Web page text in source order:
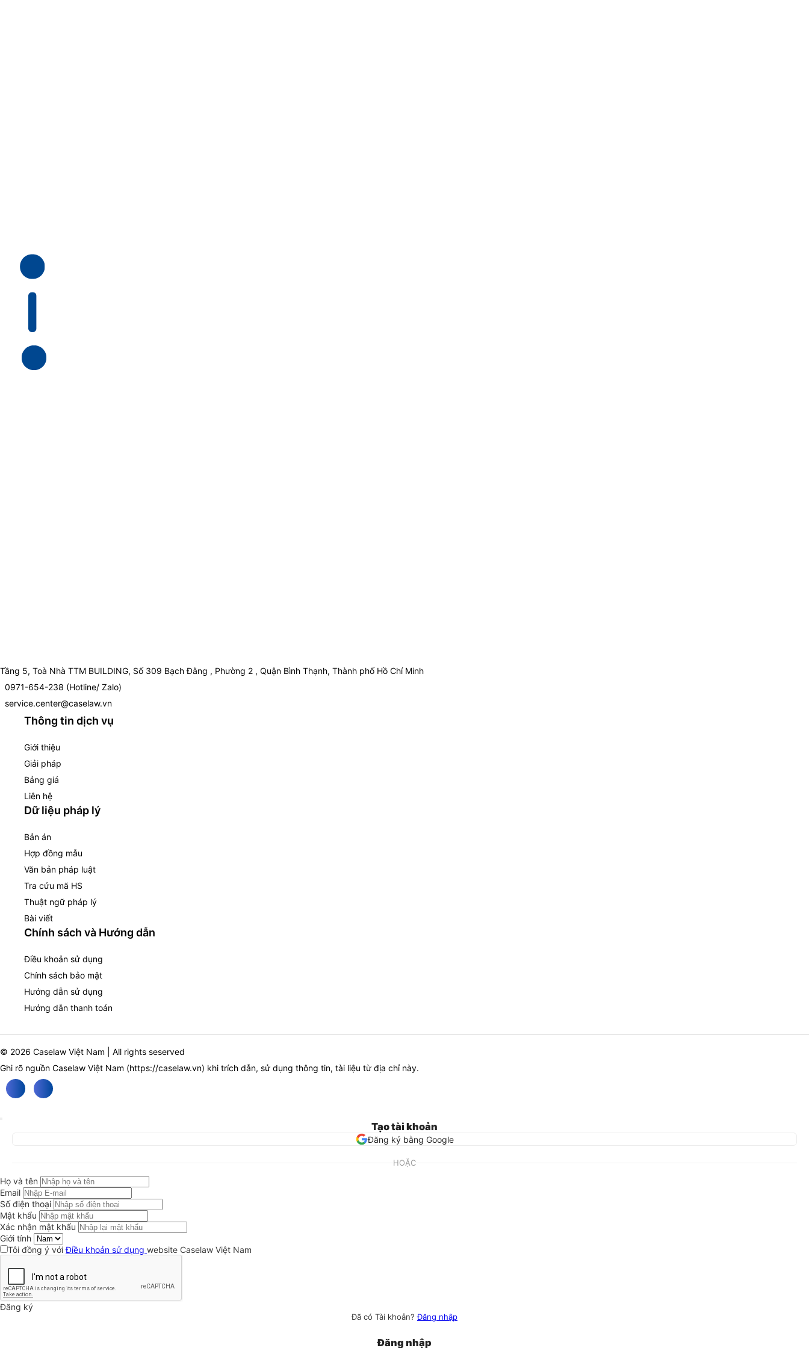
Tầng 5, Toà Nhà TTM BUILDING, Số 309 Bạch Đằng , Phường 2 , Quận Bình Thạnh, Thành phố Hồ Chí Minh
0971-654-238 (Hotline/ Zalo)
service.center@caselaw.vn
Thông tin dịch vụ
Giới thiệu
Giải pháp
Bảng giá
Liên hệ
Dữ liệu pháp lý
Bản án
Hợp đồng mẫu
Văn bản pháp luật
Tra cứu mã HS
Thuật ngữ pháp lý
Bài viết
Chính sách và Hướng dẫn
Điều khoản sử dụng
Chính sách bảo mật
Hướng dẫn sử dụng
Hướng dẫn thanh toán
© 2026 Caselaw Việt Nam | All rights seserved
Ghi rõ nguồn Caselaw Việt Nam (https://caselaw.vn) khi trích dẫn, sử dụng thông tin, tài liệu từ địa chỉ này.
Tạo tài khoản
Đăng ký bằng Google
HOẶC
Họ và tên
Email
Số điện thoại
Mật khẩu
Xác nhận mật khẩu
Giới tính
Tôi đồng ý vớiĐiều khoản sử dụng website Caselaw Việt Nam
Đăng ký
Đã có Tài khoản?Đăng nhập
Đăng nhập